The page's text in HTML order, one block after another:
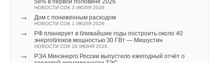
58% в первой половине 2026
НОВОСТИ СОК 3 ИЮЛЯ 2026
→ Дом с пониженным расходом
НОВОСТИ СОК 1 ИЮЛЯ 2026
→
РФ планирует в ближайшие годы построить около 40
энергоблоков мощностью 30 ГВт — Мишустин
НОВОСТИ СОК 26 ИЮНЯ 2026
→
РЭА Минэнерго России выпустило ежегодный отчёт о
Читайте по теме:
→
«СиСофт Девелопмент» подвел итоги конкурса
студенческих проектов «ТИМ-лидеры 2026»
→ Новый стандарт ТИМ